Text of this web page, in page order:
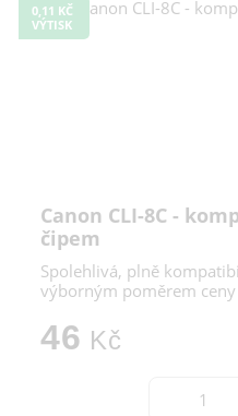
0,11 KČ
VÝTISK
Canon CLI-8C -
čipem
Spolehlivá, plně
výborným poměrem
46 Kč